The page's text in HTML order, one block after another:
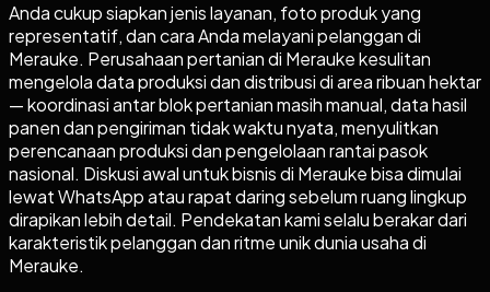
Anda cukup siapkan jenis layanan, foto produk yang
representatif, dan cara Anda melayani pelanggan di
Merauke. Perusahaan pertanian di Merauke kesulitan
mengelola data produksi dan distribusi di area ribuan hektar
— koordinasi antar blok pertanian masih manual, data hasil
panen dan pengiriman tidak waktu nyata, menyulitkan
perencanaan produksi dan pengelolaan rantai pasok
nasional. Diskusi awal untuk bisnis di Merauke bisa dimulai
lewat WhatsApp atau rapat daring sebelum ruang lingkup
dirapikan lebih detail. Pendekatan kami selalu berakar dari
karakteristik pelanggan dan ritme unik dunia usaha di
Merauke.